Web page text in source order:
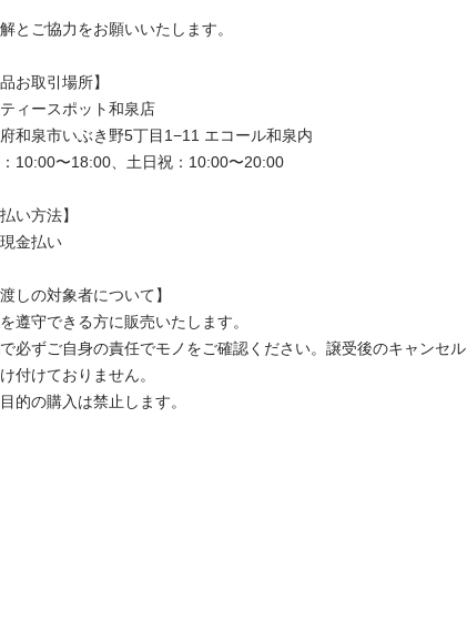
とご協力をお願いいたします。
品お取引場所】
ィースポット和泉店
和泉市いぶき野5丁目1−11 エコール和泉内
10:00〜18:00、土日祝：10:00〜20:00
払い⽅法】
金払い
渡しの対象者について】
遵守できる⽅に販売いたします。
必ずご⾃⾝の責任でモノをご確認ください。譲受後のキャンセル
付けておりません。
的の購⼊は禁⽌します。